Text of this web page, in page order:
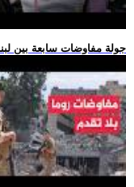
.. جولة مفاوضات سابعة بين